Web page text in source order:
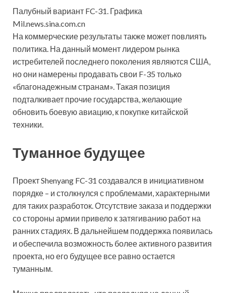
Палубный вариант FC-31. Графика
Mil.news.sina.com.cn
На коммерческие результаты также может повлиять
политика. На данный момент лидером рынка
истребителей последнего поколения являются США,
но они намерены продавать свои F-35 только
«благонадежным странам». Такая позиция
подталкивает прочие государства, желающие
обновить боевую авиацию, к покупке китайской
техники.
Туманное будущее
Проект Shenyang FC-31 создавался в инициативном
порядке – и столкнулся с проблемами, характерными
для таких разработок. Отсутствие заказа и поддержки
со стороны армии привело к затягиванию работ на
ранних стадиях. В дальнейшем поддержка появилась
и обеспечила возможность более активного развития
проекта, но его будущее все равно остается
туманным.